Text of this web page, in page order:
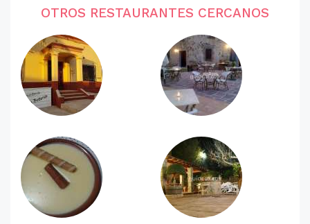
OTROS RESTAURANTES CERCANOS